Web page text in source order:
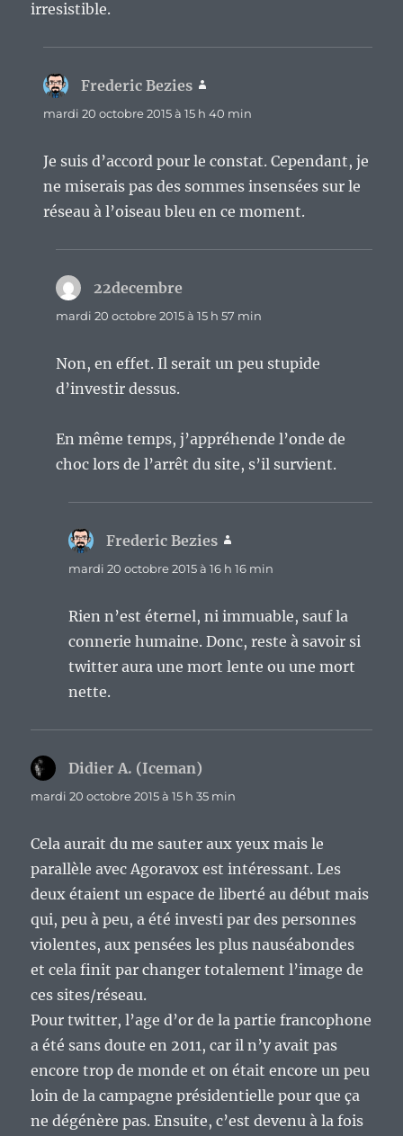
irresistible.
Frederic Bezies
mardi 20 octobre 2015 à 15 h 40 min
Je suis d’accord pour le constat. Cependant, je
ne miserais pas des sommes insensées sur le
réseau à l’oiseau bleu en ce moment.
22decembre
mardi 20 octobre 2015 à 15 h 57 min
Non, en effet. Il serait un peu stupide
d’investir dessus.
En même temps, j’appréhende l’onde de
choc lors de l’arrêt du site, s’il survient.
Frederic Bezies
mardi 20 octobre 2015 à 16 h 16 min
Rien n’est éternel, ni immuable, sauf la
connerie humaine. Donc, reste à savoir si
twitter aura une mort lente ou une mort
nette.
Didier A. (Iceman)
mardi 20 octobre 2015 à 15 h 35 min
Cela aurait du me sauter aux yeux mais le
parallèle avec Agoravox est intéressant. Les
deux étaient un espace de liberté au début mais
qui, peu à peu, a été investi par des personnes
violentes, aux pensées les plus nauséabondes
et cela finit par changer totalement l’image de
ces sites/réseau.
Pour twitter, l’age d’or de la partie francophone
a été sans doute en 2011, car il n’y avait pas
encore trop de monde et on était encore un peu
loin de la campagne présidentielle pour que ça
ne dégénère pas. Ensuite, c’est devenu à la fois